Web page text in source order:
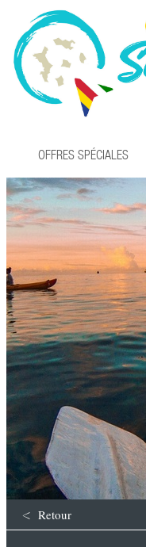
OFFRES SPÉCIALES
Retour